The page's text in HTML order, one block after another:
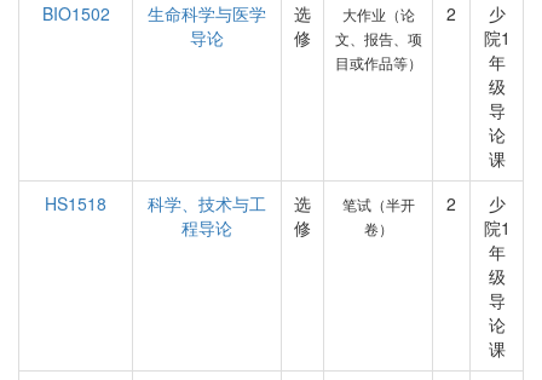
BIO1502
生命科学与医学
导论
选
修
大作业（论
文、报告、项
目或作品等）
2
少
院1
年
级
导
论
课
HS1518
科学、技术与工
程导论
选
修
笔试（半开
卷）
2
少
院1
年
级
导
论
课